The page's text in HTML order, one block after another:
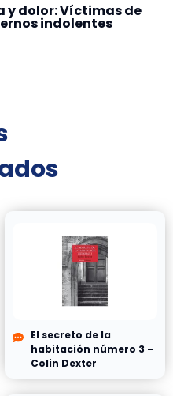
y dolor: Víctimas de
indolentes
El secreto de la
habitación número 3 –
Colin Dexter